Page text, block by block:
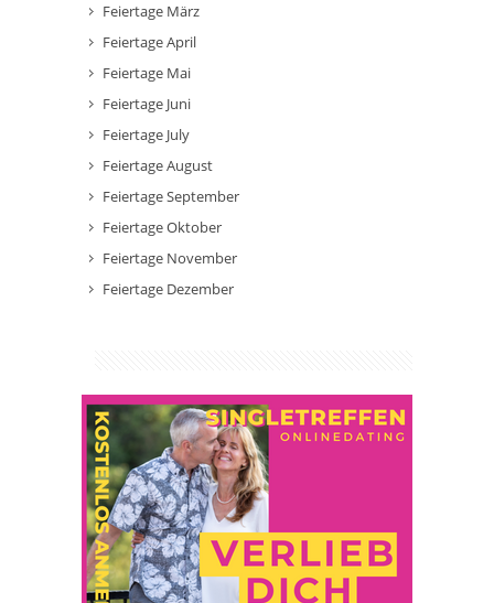
Feiertage März
Feiertage April
Feiertage Mai
Feiertage Juni
Feiertage July
Feiertage August
Feiertage September
Feiertage Oktober
Feiertage November
Feiertage Dezember